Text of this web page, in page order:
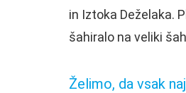
in Iztoka Deželaka.
šahiralo na veliki
Želimo, da vsak